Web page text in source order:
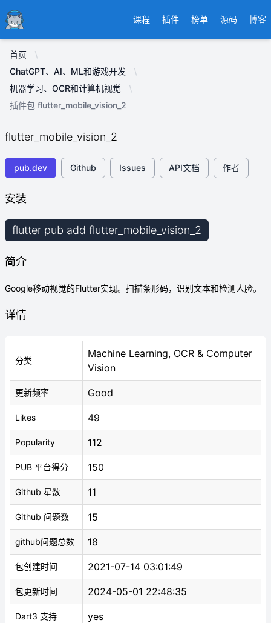
Ducafecat 课程 插件 榜单 源码 博客
首页
ChatGPT、AI、ML和游戏开发
机器学习、OCR和计算机视觉
插件包 flutter_mobile_vision_2
flutter_mobile_vision_2
pub.dev Github Issues API文档 作者
安装
flutter pub add flutter_mobile_vision_2
简介
Google移动视觉的Flutter实现。扫描条形码，识别文本和检测人脸。
详情
分类
Machine Learning, OCR & Computer
Vision
更新频率 Good
Likes 49
Popularity 112
PUB 平台得分 150
Github 星数 11
Github 问题数 15
github问题总数 18
包创建时间 2021-07-14 03:01:49
包更新时间 2024-05-01 22:48:35
Dart3 支持 yes